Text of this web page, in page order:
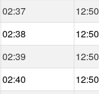
02:37 12:50
02:38 12:50
02:39 12:50
02:40 12:50